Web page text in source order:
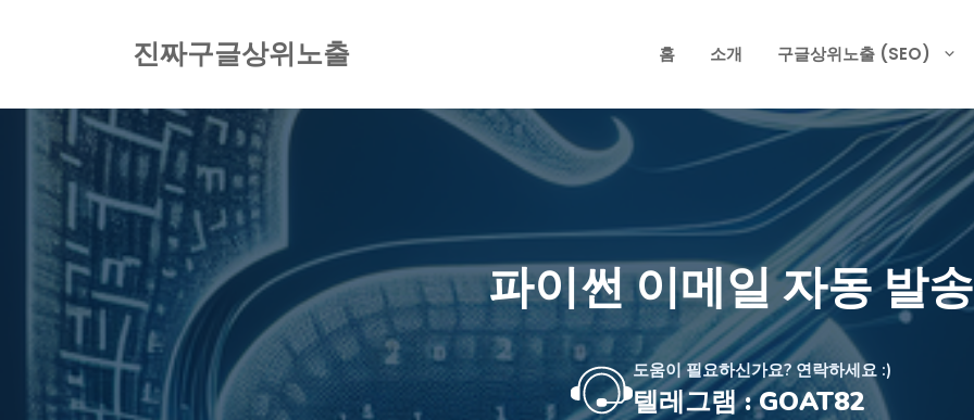
진짜구글상위노출 홈 소개 구글상위노출 (SEO)
파이썬 이메일 자동 발송
도움이 필요하신가요? 연락하세요 :)
텔레그램 : GOAT82